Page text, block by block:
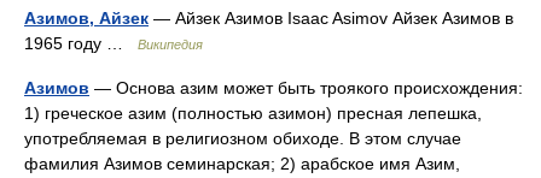
Азимов, Айзек — Айзек Азимов Isaac Asimov Айзек Азимов в
1965 году …
Википедия
Азимов — Основа азим может быть троякого происхождения:
1) греческое азим (полностью азимон) пресная лепешка,
употребляемая в религиозном обиходе. В этом случае
фамилия Азимов семинарская; 2) арабское имя Азим,